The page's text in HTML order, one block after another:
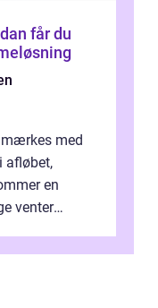
med
afløbet,
en
venter